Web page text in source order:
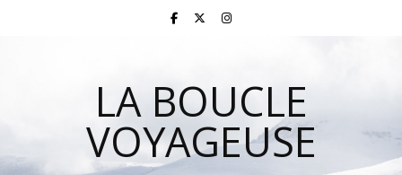
LA BOUCLE
VOYAGEUSE